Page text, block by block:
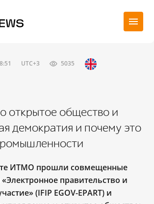
UTC+3 5035
открытое общество и
демократия и почему это
ИТМО прошли совмещенные
правительство и
(IFIP EGOV-EPART) и